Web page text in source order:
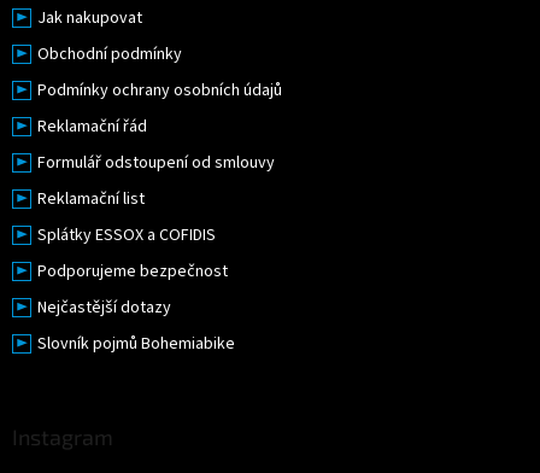
Jak nakupovat
Obchodní podmínky
Podmínky ochrany osobních údajů
Reklamační řád
Formulář odstoupení od smlouvy
Reklamační list
Splátky ESSOX a COFIDIS
Podporujeme bezpečnost
Nejčastější dotazy
Slovník pojmů Bohemiabike
Instagram